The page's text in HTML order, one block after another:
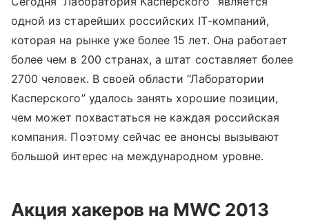
одной из старейших российских IT-компаний,
которая на рынке уже более 15 лет. Она работает
более чем в 200 странах, а штат составляет более
2700 человек. В своей области “Лаборатории
Касперского” удалось занять хорошие позиции,
чем может похвастаться не каждая российская
компания. Поэтому сейчас ее анонсы вызывают
большой интерес на международном уровне.
Акция хакеров на MWC 2013